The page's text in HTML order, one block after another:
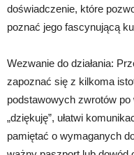
doświadczenie, które
poznać jego fascynującą
Wezwanie do działania:
zapoznać się z kilkoma
podstawowych zwrotów po
„dziękuję”, ułatwi
pamiętać o wymaganych